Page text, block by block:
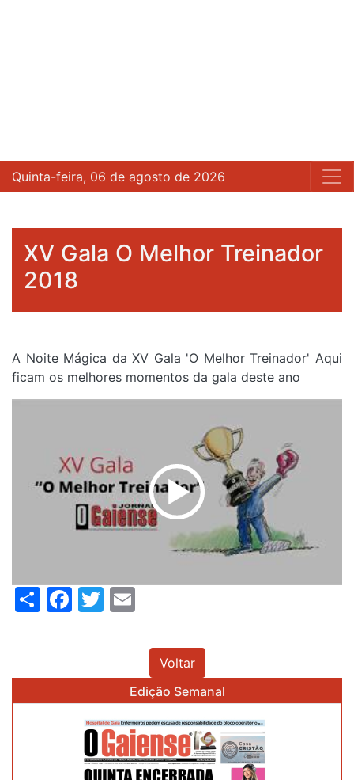
Quinta-feira, 06 de agosto de 2026
XV Gala O Melhor Treinador
2018
A Noite Mágica da XV Gala 'O Melhor Treinador' Aqui
ficam os melhores momentos da gala deste ano
ShareFacebook
Twitter
Voltar
Edição Semanal